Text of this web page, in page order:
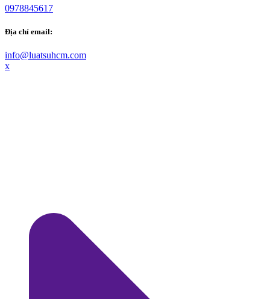
0978845617
Địa chỉ email:
info@luatsuhcm.com
x